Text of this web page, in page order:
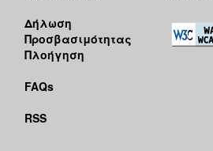
Δήλωση
Προσβασιμότητας
Πλοήγηση
FAQs
RSS